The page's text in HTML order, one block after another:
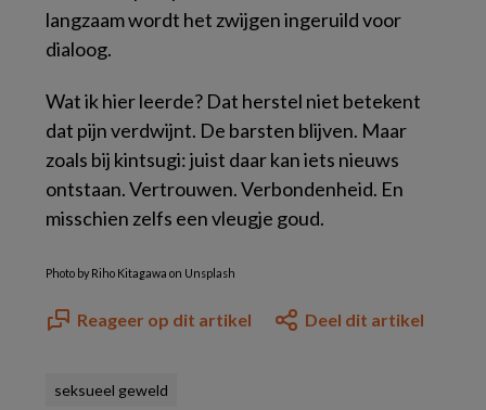
langzaam wordt het zwijgen ingeruild voor
dialoog.
Wat ik hier leerde? Dat herstel niet betekent
dat pijn verdwijnt. De barsten blijven. Maar
zoals bij kintsugi: juist daar kan iets nieuws
ontstaan. Vertrouwen. Verbondenheid. En
misschien zelfs een vleugje goud.
Photo by Riho Kitagawa on Unsplash
Reageer op dit artikel Deel dit artikel
seksueel geweld